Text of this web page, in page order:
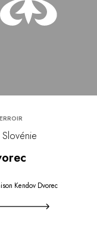
Kendov Dvorec